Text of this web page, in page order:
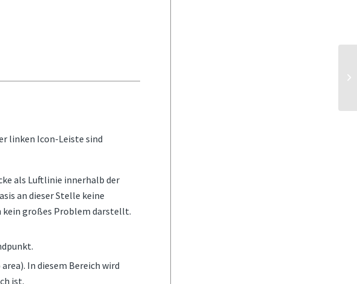
linken Icon-Leiste sind
als Luftlinie innerhalb der
an dieser Stelle keine
kein großes Problem darstellt.
In diesem Bereich wird
ist.